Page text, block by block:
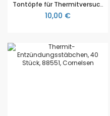
Tontöpfe für Thermitversuche, 5 Stück
10,00 €